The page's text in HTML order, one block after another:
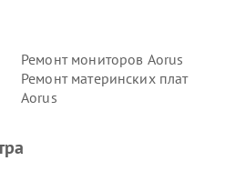
Ремонт мониторов Aorus
Ремонт материнских плат
Aorus